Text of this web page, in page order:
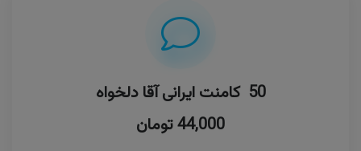
50 کامنت ایرانی آقا دلخواه
44,000 تومان